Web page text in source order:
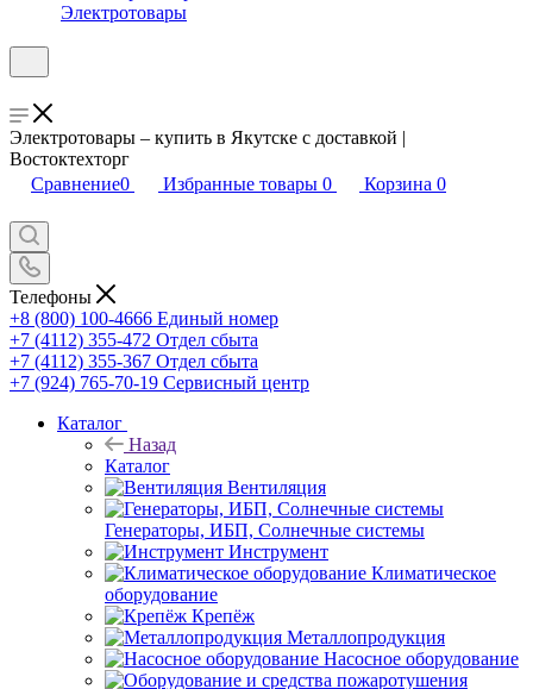
Электротовары
Электротовары – купить в Якутске с доставкой |
Востоктехторг
Сравнение0 Избранные товары 0 Корзина 0
Телефоны
+8 (800) 100-4666 Единый номер
+7 (4112) 355-472 Отдел сбыта
+7 (4112) 355-367 Отдел сбыта
+7 (924) 765-70-19 Сервисный центр
Каталог
Назад
Каталог
Вентиляция
Генераторы, ИБП, Солнечные системы
Инструмент
Климатическое
оборудование
Крепёж
Металлопродукция
Насосное оборудование